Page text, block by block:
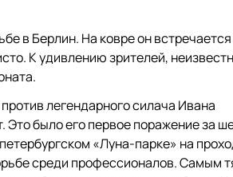
в Берлин. На ковре он
К удивлению зрителей,
легендарного силача Ивана
было его первое поражение за
«Луна-парке» на
среди профессионалов. Самым